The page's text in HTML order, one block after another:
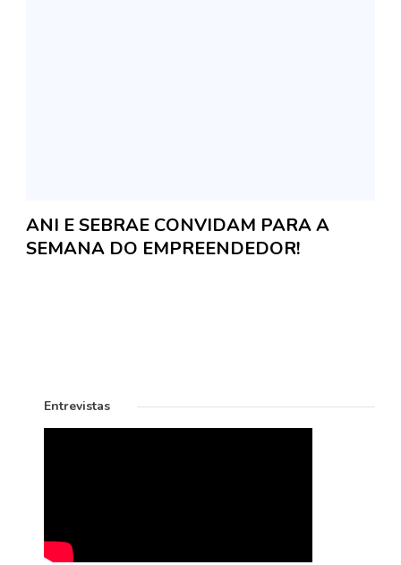
ANI E SEBRAE CONVIDAM PARA A
SEMANA DO EMPREENDEDOR!
Entrevistas